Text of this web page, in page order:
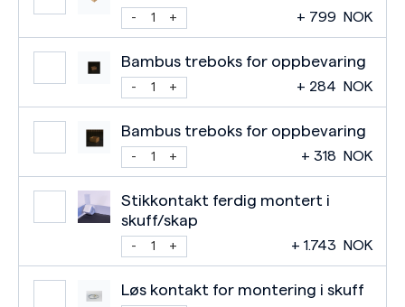
+ 799 NOK
Bambus treboks for oppbevaring
+ 284 NOK
Bambus treboks for oppbevaring
+ 318 NOK
Stikkontakt ferdig montert i
skuff/skap
+ 1.743 NOK
Løs kontakt for montering i skuff